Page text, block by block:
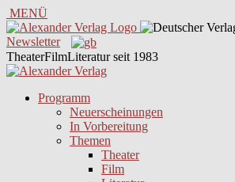
MENÜ
Newsletter
TheaterFilmLiteratur seit 1983
Programm
Neuerscheinungen
In Vorbereitung
Themen
Theater
Film